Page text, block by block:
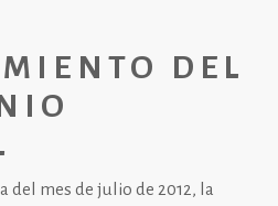
DEL
del mes de julio de 2012, la